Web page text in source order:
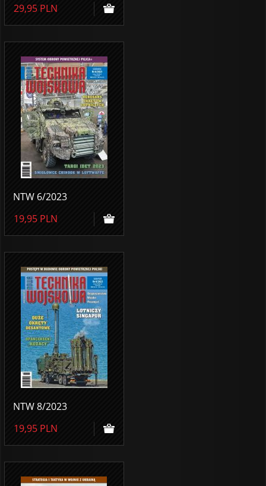
29,95 PLN
NTW 6/2023
19,95 PLN
NTW 8/2023
19,95 PLN